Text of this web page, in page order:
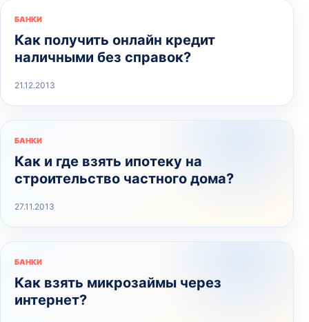
БАНКИ
Как получить онлайн кредит
наличными без справок?
21.12.2013
БАНКИ
Как и где взять ипотеку на
строительство частного дома?
27.11.2013
БАНКИ
Как взять микрозаймы через
интернет?